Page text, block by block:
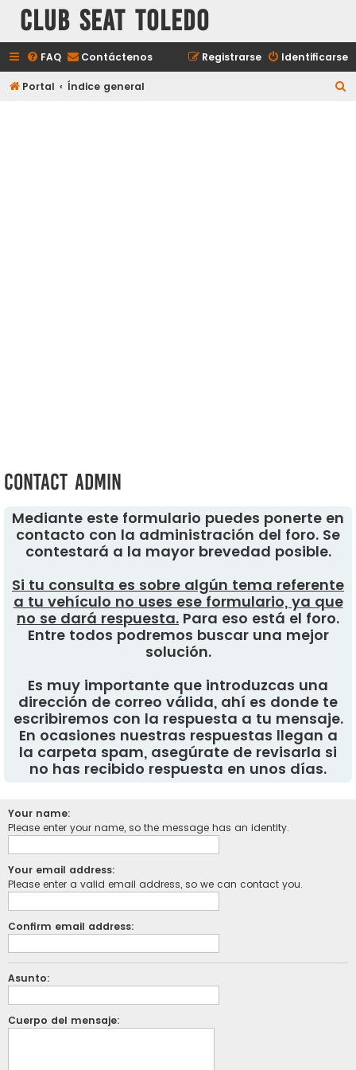
Club Seat Toledo
FAQ Contáctenos Identificarse
Registrarse
Portal Índice general
Contact Admin
Mediante este formulario puedes ponerte en
contacto con la administración del foro. Se
contestará a la mayor brevedad posible.
Si tu consulta es sobre algún tema referente
a tu vehículo no uses ese formulario, ya que
no se dará respuesta. Para eso está el foro.
Entre todos podremos buscar una mejor
solución.
Es muy importante que introduzcas una
dirección de correo válida, ahí es donde te
escribiremos con la respuesta a tu mensaje.
En ocasiones nuestras respuestas llegan a
la carpeta spam, asegúrate de revisarla si
no has recibido respuesta en unos días.
Your name:
Please enter your name, so the message has an identity.
Your email address:
Please enter a valid email address, so we can contact you.
Confirm email address:
Asunto:
Cuerpo del mensaje: